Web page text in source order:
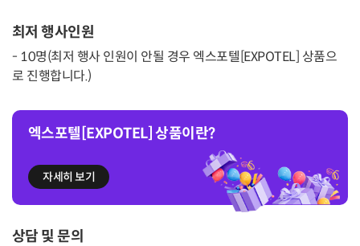
최저 행사인원
- 10명(최저 행사 인원이 안될 경우 엑스포텔[EXPOTEL] 상품으
로 진행합니다.)
엑스포텔[EXPOTEL] 상품이란?
자세히 보기
상담 및 문의